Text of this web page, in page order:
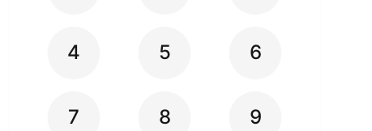
4 5 6
7 8 9